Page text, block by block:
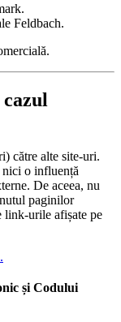
Feldbach.
către alte site-uri.
nici o influență
De aceea, nu
paginilor
link-urile afișate pe
și Codului